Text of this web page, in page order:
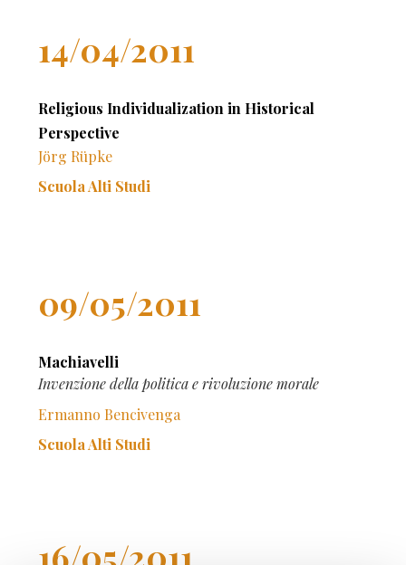
14/04/2011
Religious Individualization in Historical
Perspective
Jörg Rüpke
Scuola Alti Studi
09/05/2011
Machiavelli
Invenzione della politica e rivoluzione morale
Ermanno Bencivenga
Scuola Alti Studi
16/05/2011